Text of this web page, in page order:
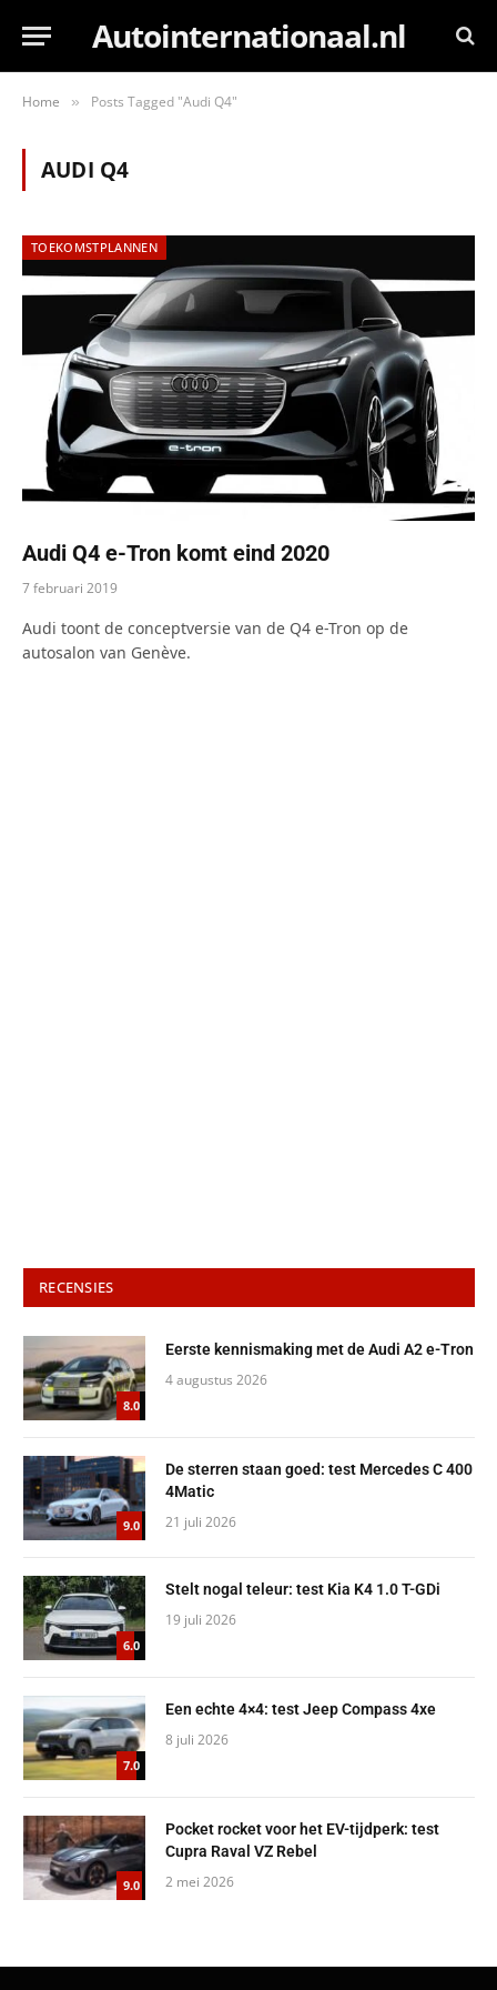
Autointernationaal.nl
Home » Posts Tagged "Audi Q4"
AUDI Q4
TOEKOMSTPLANNEN
Audi Q4 e-Tron komt eind 2020
7 februari 2019
Audi toont de conceptversie van de Q4 e-Tron op de
autosalon van Genève.
RECENSIES
8.0
Eerste kennismaking met de Audi A2 e-Tron
4 augustus 2026
9.0
De sterren staan goed: test Mercedes C 400
4Matic
21 juli 2026
6.0
Stelt nogal teleur: test Kia K4 1.0 T-GDi
19 juli 2026
7.0
Een echte 4×4: test Jeep Compass 4xe
8 juli 2026
9.0
Pocket rocket voor het EV-tijdperk: test
Cupra Raval VZ Rebel
2 mei 2026